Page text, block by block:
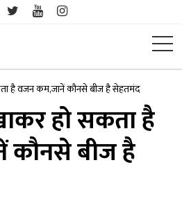
है वजन कम,जानें कौनसे बीज है सेहतमंद
हो सकता है
बीज है